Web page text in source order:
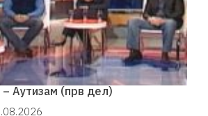
Аутизам (прв дел)